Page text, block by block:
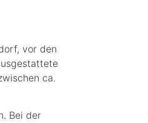
vor den
ca.
Bei der